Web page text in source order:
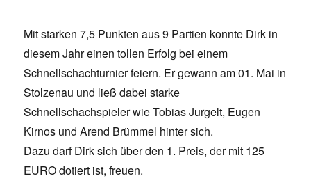
Mit starken 7,5 Punkten aus 9 Partien konnte Dirk in
diesem Jahr einen tollen Erfolg bei einem
Schnellschachturnier feiern. Er gewann am 01. Mai in
Stolzenau und ließ dabei starke
Schnellschachspieler wie Tobias Jurgelt, Eugen
Kirnos und Arend Brümmel hinter sich.
Dazu darf Dirk sich über den 1. Preis, der mit 125
EURO dotiert ist, freuen.